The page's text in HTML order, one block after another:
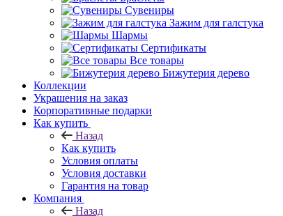
Сувениры
Зажим для галстука
Шармы
Сертификаты
Все товары
Бижутерия дерево
Коллекции
Украшения на заказ
Корпоративные подарки
Как купить
Назад
Как купить
Условия оплаты
Условия доставки
Гарантия на товар
Компания
Назад